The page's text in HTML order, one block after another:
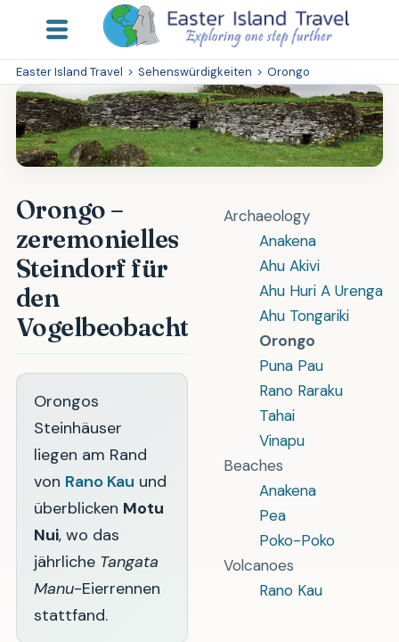
Easter Island Travel > Sehenswürdigkeiten > Orongo
Archaeology
Anakena
Ahu Akivi
Ahu Huri A Urenga
Ahu Tongariki
Orongo
Puna Pau
Rano Raraku
Tahai
Vinapu
Beaches
Anakena
Pea
Poko-Poko
Volcanoes
Rano Kau
Orongo –
zeremonielles
Steindorf für
den
Vogelbeobachtungswettbewerb
Orongos
Steinhäuser
liegen am Rand
von Rano Kau und
überblicken Motu
Nui, wo das
jährliche Tangata
Manu-Eierrennen
stattfand.